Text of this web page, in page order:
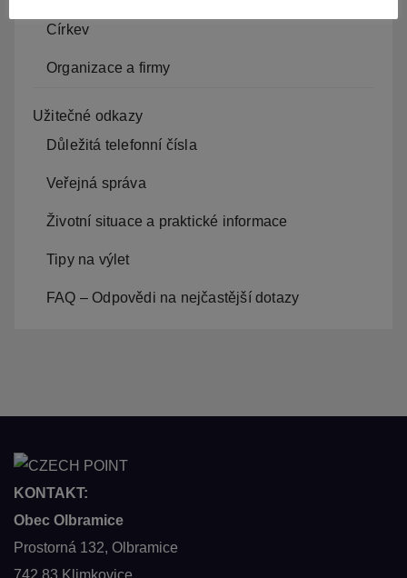
Církev
Organizace a firmy
Užitečné odkazy
Důležitá telefonní čísla
Veřejná správa
Životní situace a praktické informace
Tipy na výlet
FAQ – Odpovědi na nejčastější dotazy
KONTAKT:
Obec Olbramice
Prostorná 132, Olbramice